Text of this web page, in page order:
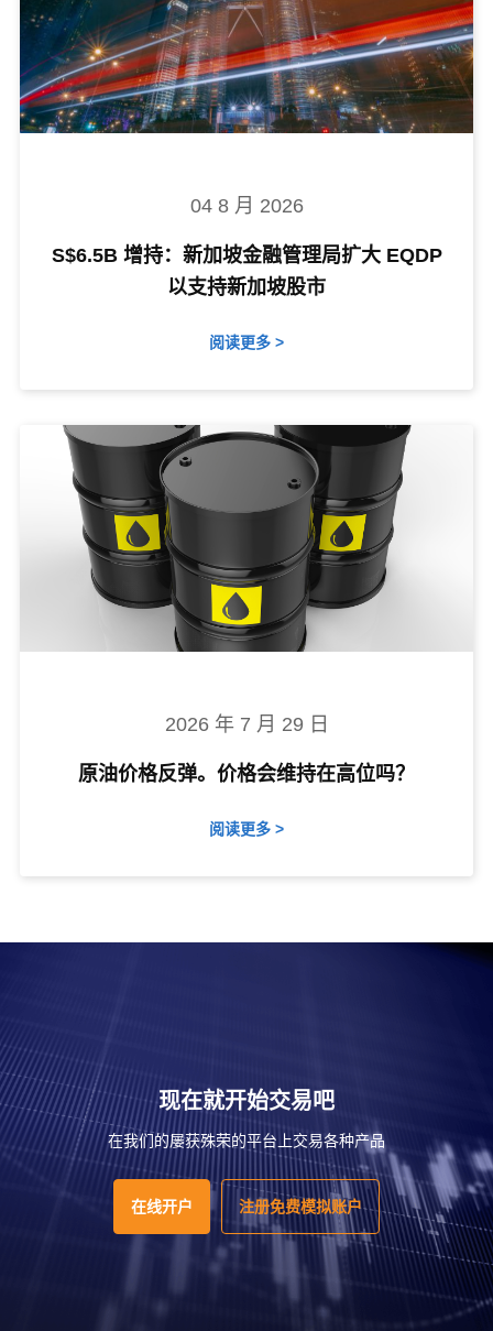
04 8 月 2026
S$6.5B 增持：新加坡金融管理局扩大 EQDP
以支持新加坡股市
阅读更多 >
2026 年 7 月 29 日
原油价格反弹。价格会维持在高位吗？
阅读更多 >
现在就开始交易吧
在我们的屡获殊荣的平台上交易各种产品
在线开户 注册免费模拟账户